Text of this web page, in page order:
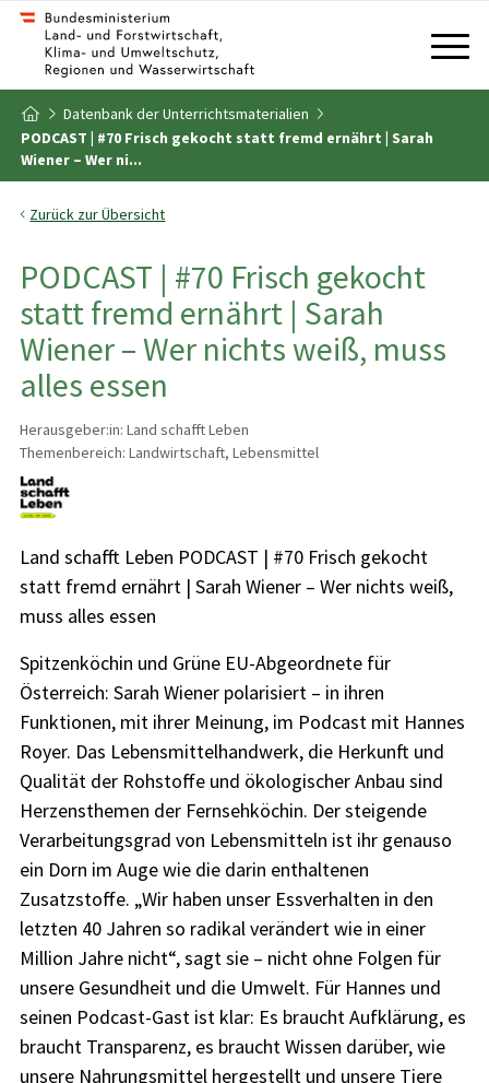
Zum Inhalt
Zum Inhaltsverzeichnis
Zur Startseite
Datenbank der Unterrichtsmaterialien
PODCAST | #70 Frisch gekocht statt fremd ernährt | Sarah
Wiener – Wer ni...
Zurück zur Übersicht
PODCAST | #70 Frisch gekocht
statt fremd ernährt | Sarah
Wiener – Wer nichts weiß, muss
alles essen
Herausgeber:in: Land schafft Leben
Themenbereich: Landwirtschaft, Lebensmittel
Land schafft Leben PODCAST | #70 Frisch gekocht
statt fremd ernährt | Sarah Wiener – Wer nichts weiß,
muss alles essen
Spitzenköchin und Grüne EU-Abgeordnete für
Österreich: Sarah Wiener polarisiert – in ihren
Funktionen, mit ihrer Meinung, im Podcast mit Hannes
Royer. Das Lebensmittelhandwerk, die Herkunft und
Qualität der Rohstoffe und ökologischer Anbau sind
Herzensthemen der Fernsehköchin. Der steigende
Verarbeitungsgrad von Lebensmitteln ist ihr genauso
ein Dorn im Auge wie die darin enthaltenen
Zusatzstoffe. „Wir haben unser Essverhalten in den
letzten 40 Jahren so radikal verändert wie in einer
Million Jahre nicht“, sagt sie – nicht ohne Folgen für
unsere Gesundheit und die Umwelt. Für Hannes und
seinen Podcast-Gast ist klar: Es braucht Aufklärung, es
braucht Transparenz, es braucht Wissen darüber, wie
unsere Nahrungsmittel hergestellt und unsere Tiere